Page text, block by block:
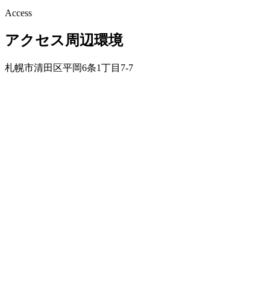
Access
アクセス周辺環境
札幌市清田区平岡6条1丁目7-7